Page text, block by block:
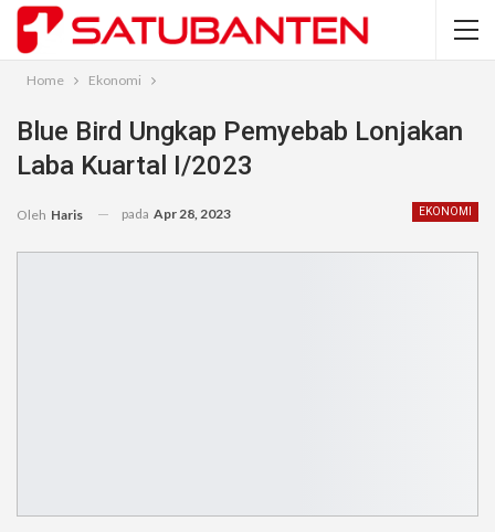
Home Ekonomi
Blue Bird Ungkap Pemyebab Lonjakan
Laba Kuartal I/2023
EKONOMI
Oleh Haris pada Apr 28, 2023